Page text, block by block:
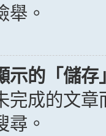
舉。
示的「儲
完成的文
尋。